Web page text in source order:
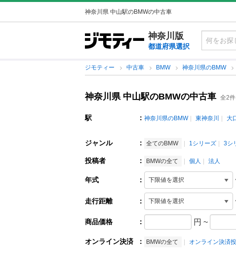
神奈川県 中山駅のBMWの中古車
神奈川版
都道府県選択
ジモティー 中古車 BMW 神奈川県のBMW
神奈川県 中山駅のBMWの中古車 全2件
駅 ： 神奈川県のBMW 東神奈川 大
ジャンル ： 全てのBMW 1シリーズ 3シ
投稿者 ： BMWの全て 個人 法人
年式 ：
走行距離 ：
商品価格 ： 円 ~
オンライン決済 ： BMWの全て オンライン決済